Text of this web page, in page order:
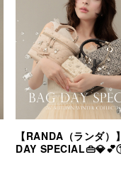
【RANDA（ランダ）
DAY